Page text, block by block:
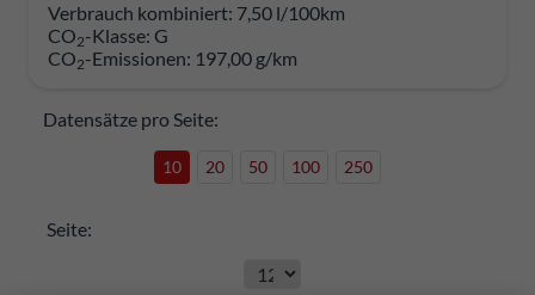
Verbrauch kombiniert: 7,50 l/100km
CO2-Klasse: G
CO2-Emissionen: 197,00 g/km
Datensätze pro Seite:
10 20 50 100 250
Seite: